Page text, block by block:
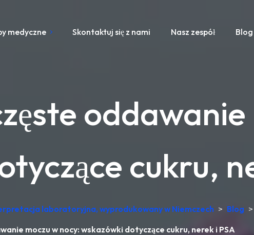
medyczne Skontaktuj się z nami Nasz zespół Blog
cukru,
laboratoryjna, wyprodukowany w Niemczech > Blog >
moczu w nocy: wskazówki dotyczące cukru, nerek i PSA